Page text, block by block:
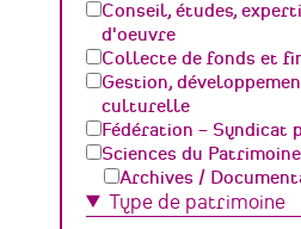
Conseil, études,
d'oeuvre
Collecte de fonds et
Gestion,
culturelle
Fédération – Syndicat
Sciences du
Archives /
Conservation du
Type de patrimoine